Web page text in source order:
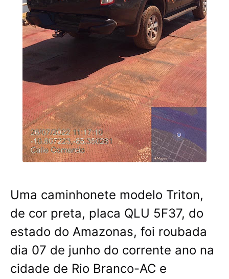
Uma caminhonete modelo Triton,
de cor preta, placa QLU 5F37, do
estado do Amazonas, foi roubada
dia 07 de junho do corrente ano na
cidade de Rio Branco-AC e